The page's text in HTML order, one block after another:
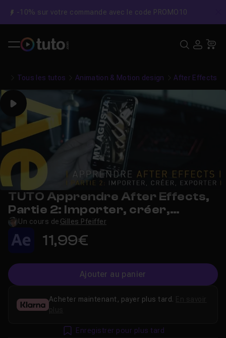
-10% sur votre commande avec le code PROMO10
Tous les tutos Animation & Motion design After Effects
Play
TUTO Apprendre After Effects,
Partie 2: Importer, créer,
exporter
Un cours de Gilles Pfeiffer
11,99€
Ajouter au panier
Acheter maintenant, payer plus tard.
plus
Enregistrer pour plus tard